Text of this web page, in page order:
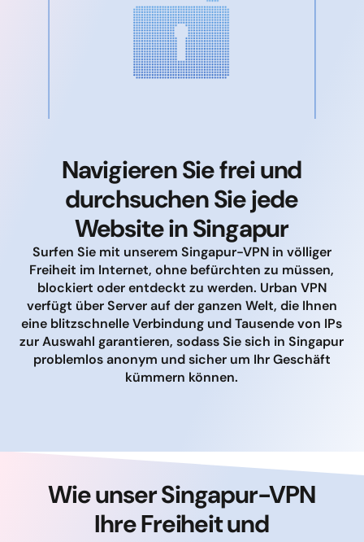
Navigieren Sie frei und
durchsuchen Sie jede
Website in Singapur
Surfen Sie mit unserem Singapur-VPN in völliger
Freiheit im Internet, ohne befürchten zu müssen,
blockiert oder entdeckt zu werden. Urban VPN
verfügt über Server auf der ganzen Welt, die Ihnen
eine blitzschnelle Verbindung und Tausende von IPs
zur Auswahl garantieren, sodass Sie sich in Singapur
problemlos anonym und sicher um Ihr Geschäft
kümmern können.
Wie unser Singapur-VPN
Ihre Freiheit und